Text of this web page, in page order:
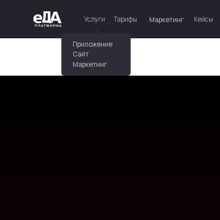
Услуги Кейсы
Тарифы Маркетинг
Услуги Кейсы
Тарифы Маркетинг
Маркетинг
Сайт